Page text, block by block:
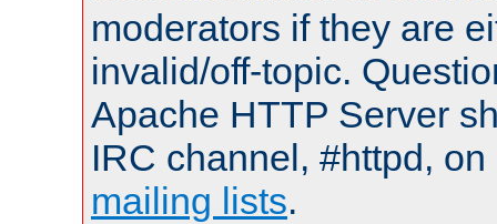
moderators if they are
invalid/off-topic.
Apache HTTP Server
IRC channel, #httpd,
mailing lists.